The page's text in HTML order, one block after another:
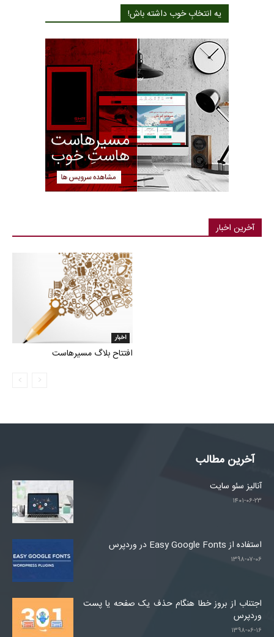
یه انتخابِ خوب داشته باش!
آخرین اخبار
اخبار
افتتاح بلاگ مسیرهاست
آخرین مطالب
آنالیز سئو سایت
۱۴۰۱-۰۶-۲۳
استفاده از Easy Google Fonts در وردپرس
۱۳۹۸-۰۷-۰۶
اجتناب از بروز خطا هنگام حذف یک صفحه یا پست
وردپرس
۱۳۹۸-۰۶-۱۶